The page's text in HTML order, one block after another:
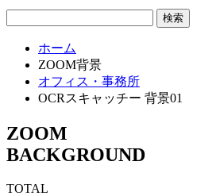
ホーム
ZOOM背景
オフィス・事務所
OCRスキャッチー 背景01
ZOOM
BACKGROUND
TOTAL